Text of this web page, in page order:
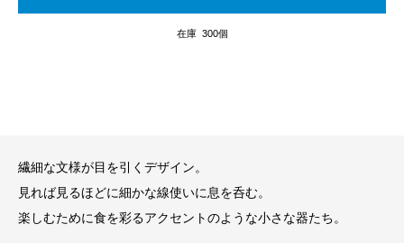
在庫 300個
繊細な文様が目を引くデザイン。
見れば見るほどに細かな線使いに息を呑む。
楽しむために食を彩るアクセントのような小さな器たち。